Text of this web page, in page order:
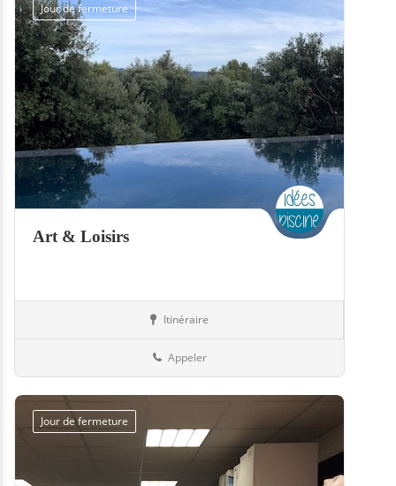
Jour de fermeture
Art & Loisirs
Itinéraire
Appeler
Jour de fermeture